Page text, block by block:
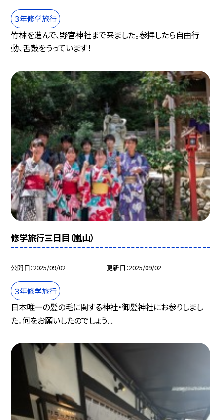
３年修学旅行
竹林を進んで、野宮神社まで来ました。参拝したら自由行
動、舌鼓をうっています！
修学旅行三日目（嵐山）
公開日 2025/09/02 更新日 2025/09/02
３年修学旅行
日本唯一の髪の毛に関する神社・御髪神社にお参りしまし
た。何をお願いしたのでしょう...